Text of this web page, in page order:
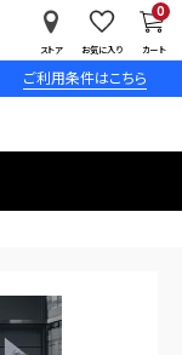
ご利用条件はこちら
ストア お気に入り カート
0